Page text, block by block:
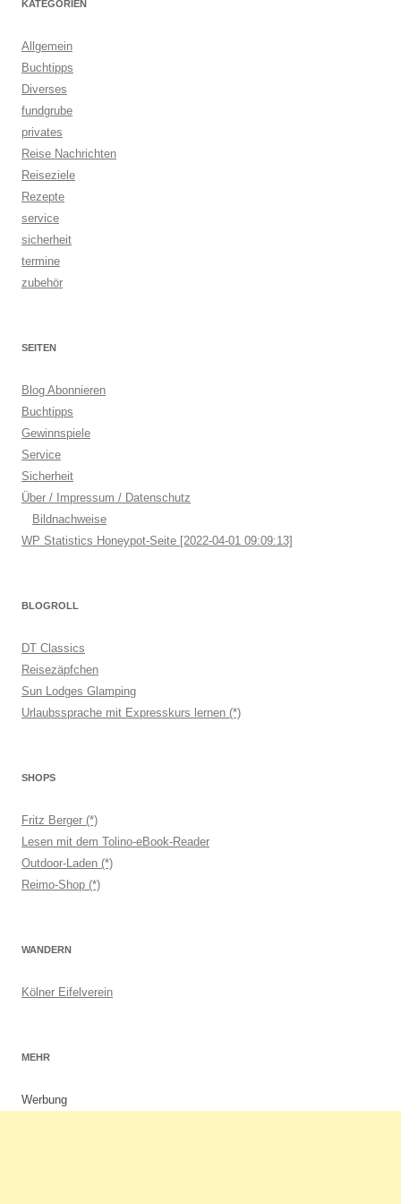
KATEGORIEN
Allgemein
Buchtipps
Diverses
fundgrube
privates
Reise Nachrichten
Reiseziele
Rezepte
service
sicherheit
termine
zubehör
SEITEN
Blog Abonnieren
Buchtipps
Gewinnspiele
Service
Sicherheit
Über / Impressum / Datenschutz
Bildnachweise
WP Statistics Honeypot-Seite [2022-04-01 09:09:13]
BLOGROLL
DT Classics
Reisezäpfchen
Sun Lodges Glamping
Urlaubssprache mit Expresskurs lernen (*)
SHOPS
Fritz Berger (*)
Lesen mit dem Tolino-eBook-Reader
Outdoor-Laden (*)
Reimo-Shop (*)
WANDERN
Kölner Eifelverein
MEHR
Werbung